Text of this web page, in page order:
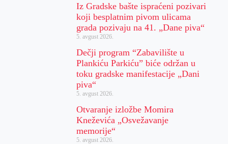
Iz Gradske bašte ispraćeni pozivari
koji besplatnim pivom ulicama
grada pozivaju na 41. „Dane piva“
5. avgust 2026.
Dečji program “Zabavilište u
Plankiću Parkiću” biće održan u
toku gradske manifestacije „Dani
piva“
5. avgust 2026.
Otvaranje izložbe Momira
Kneževića „Osvežavanje
memorije“
5. avgust 2026.